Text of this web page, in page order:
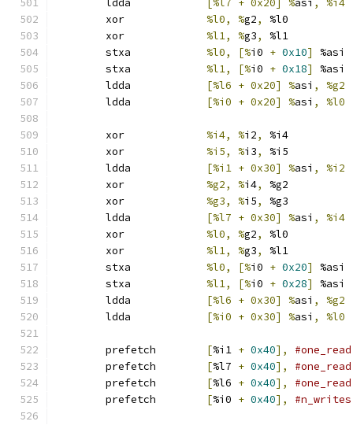
[%l7 + 0x20] %asi ,
%l0, %g2,
%l0
%l1, %g3,
%l1
%l0, [%i0 + 0x10]
%asi
%l1, [%i0 + 0x18]
%asi
[%l6 + 0x20] %asi ,
[%i0 + 0x20] %asi ,
%i4, %i2,
%i4
%i5, %i3,
%i5
[%i1 + 0x30] %asi ,
%g2, %i4,
%g2
%g3, %i5,
%g3
[%l7 + 0x30] %asi ,
%l0, %g2,
%l0
%l1, %g3,
%l1
%l0, [%i0 + 0x20]
%asi
%l1, [%i0 + 0x28]
%asi
[%l6 + 0x30] %asi ,
[%i0 + 0x30] %asi ,
[%i1 + 0x40],
#one_read
[%l7 + 0x40],
#one_read
[%l6 + 0x40],
#one_read
[%i0 + 0x40], #n_writes